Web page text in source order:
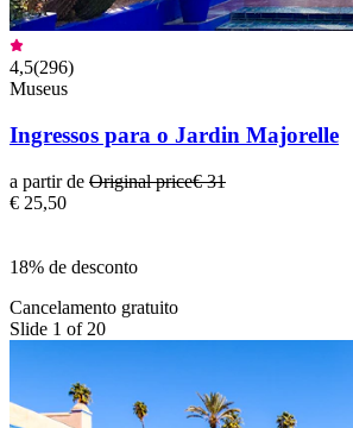
4,5(296)
Museus
Ingressos para o Jardin Majorelle
a partir de Original price€ 31
€ 25,50
18% de desconto
Cancelamento gratuito
Slide 1 of 20